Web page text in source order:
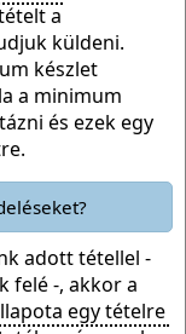
a
küldeni.
készlet
a minimum
és ezek egy
adott tétellel -
felé -, akkor a
egy tételre